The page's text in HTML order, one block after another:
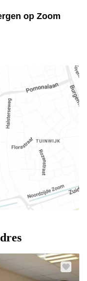
op Zoom